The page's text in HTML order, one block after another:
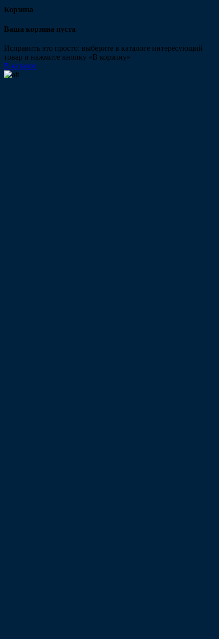
Корзина
Ваша корзина пуста
Исправить это просто: выберите в каталоге интересующий
товар и нажмите кнопку «В корзину»
В каталог